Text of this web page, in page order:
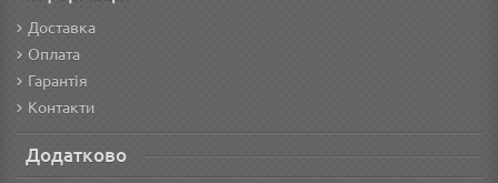
Доставка
Оплата
Гарантія
Контакти
Додатково